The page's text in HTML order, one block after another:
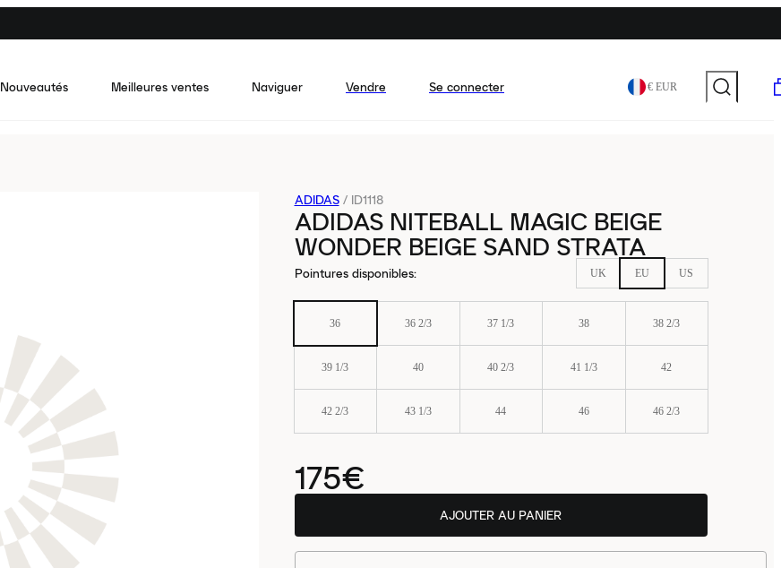
Nouveautés Meilleures ventes Naviguer Vendre Se connecter € EUR
ADIDAS / ID1118
ADIDAS NITEBALL MAGIC BEIGE
WONDER BEIGE SAND STRATA
Pointures disponibles: UK EU US
36 36 2/3 37 1/3 38 38 2/3
39 1/3 40 40 2/3 41 1/3 42
42 2/3 43 1/3 44 46 46 2/3
175€
AJOUTER AU PANIER